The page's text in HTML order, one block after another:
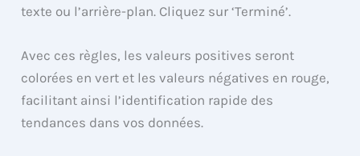
texte ou l’arrière-plan. Cliquez sur ‘Terminé’.
Avec ces règles, les valeurs positives seront
colorées en vert et les valeurs négatives en rouge,
facilitant ainsi l’identification rapide des
tendances dans vos données.